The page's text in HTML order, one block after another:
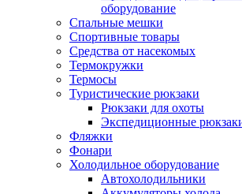
оборудование
Спальные мешки
Спортивные товары
Средства от насекомых
Термокружки
Термосы
Туристические рюкзаки
Рюкзаки для охоты
Экспедиционные
Фляжки
Фонари
Холодильное оборудование
Автохолодильники